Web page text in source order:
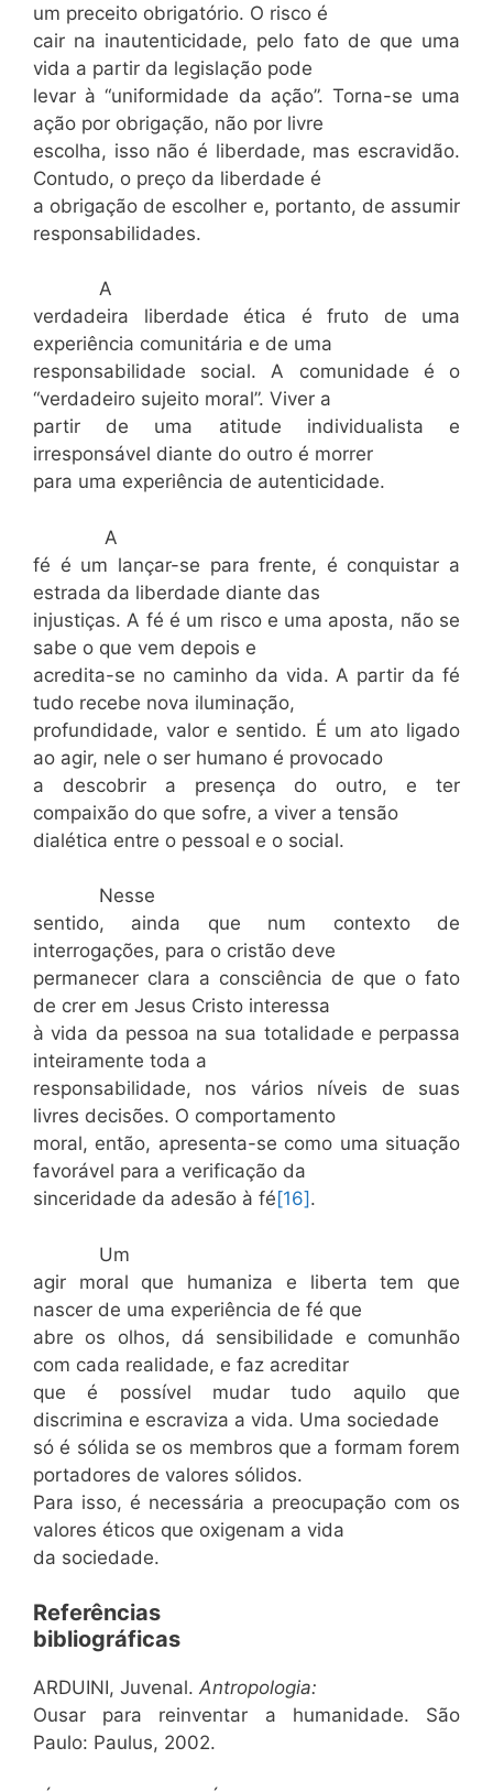
um preceito obrigatório. O risco é
cair na inautenticidade, pelo fato de que uma
vida a partir da legislação pode
levar à “uniformidade da ação”. Torna-se uma
ação por obrigação, não por livre
escolha, isso não é liberdade, mas escravidão.
Contudo, o preço da liberdade é
a obrigação de escolher e, portanto, de assumir
responsabilidades.
A
verdadeira liberdade ética é fruto de uma
experiência comunitária e de uma
responsabilidade social. A comunidade é o
“verdadeiro sujeito moral”. Viver a
partir de uma atitude individualista e
irresponsável diante do outro é morrer
para uma experiência de autenticidade.
A
fé é um lançar-se para frente, é conquistar a
estrada da liberdade diante das
injustiças. A fé é um risco e uma aposta, não se
sabe o que vem depois e
acredita-se no caminho da vida. A partir da fé
tudo recebe nova iluminação,
profundidade, valor e sentido. É um ato ligado
ao agir, nele o ser humano é provocado
a descobrir a presença do outro, e ter
compaixão do que sofre, a viver a tensão
dialética entre o pessoal e o social.
Nesse
sentido, ainda que num contexto de
interrogações, para o cristão deve
permanecer clara a consciência de que o fato
de crer em Jesus Cristo interessa
à vida da pessoa na sua totalidade e perpassa
inteiramente toda a
responsabilidade, nos vários níveis de suas
livres decisões. O comportamento
moral, então, apresenta-se como uma situação
favorável para a verificação da
sinceridade da adesão à fé [16] .
Um
agir moral que humaniza e liberta tem que
nascer de uma experiência de fé que
abre os olhos, dá sensibilidade e comunhão
com cada realidade, e faz acreditar
que é possível mudar tudo aquilo que
discrimina e escraviza a vida. Uma sociedade
só é sólida se os membros que a formam forem
portadores de valores sólidos.
Para isso, é necessária a preocupação com os
valores éticos que oxigenam a vida
da sociedade.
Referências
bibliográficas
ARDUINI, Juvenal. Antropologia:
Ousar para reinventar a humanidade. São
Paulo: Paulus, 2002.